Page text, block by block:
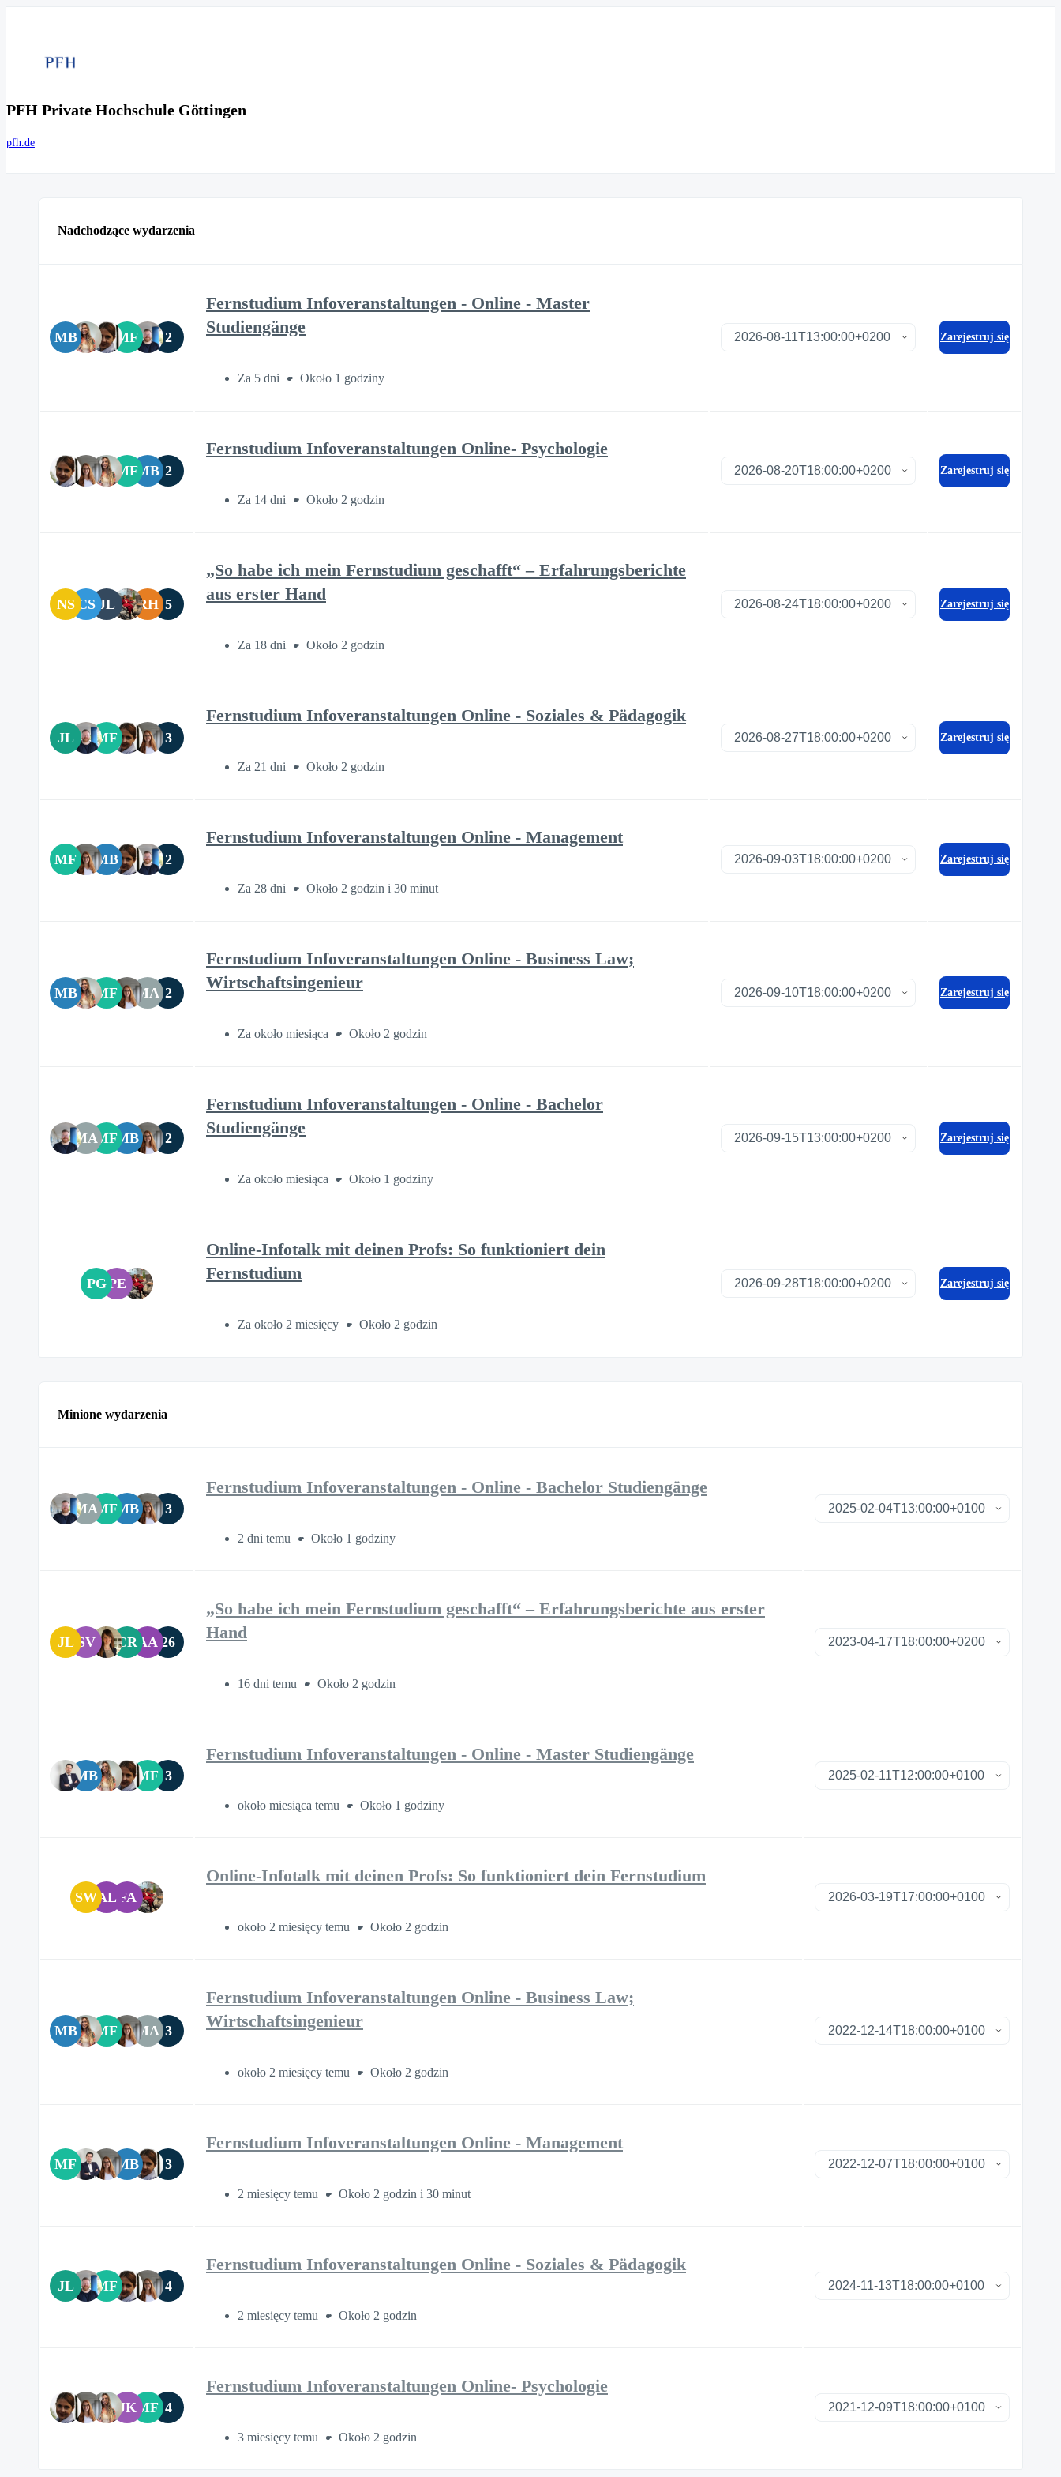
PFH Private Hochschule Göttingen
pfh.de
Nadchodzące wydarzenia
MB MF 2
Fernstudium Infoveranstaltungen - Online - Master
Studiengänge
Za 5 dni Około 1 godziny
Zarejestruj się
MFMB 2
Fernstudium Infoveranstaltungen Online- Psychologie
Za 14 dni Około 2 godzin
Zarejestruj się
NS CS JL RH 5
„So habe ich mein Fernstudium geschafft“ – Erfahrungsberichte
aus erster Hand
Za 18 dni Około 2 godzin
Zarejestruj się
JL MF 3
Fernstudium Infoveranstaltungen Online - Soziales & Pädagogik
Za 21 dni Około 2 godzin
Zarejestruj się
MF MB 2
Fernstudium Infoveranstaltungen Online - Management
Za 28 dni Około 2 godzin i 30 minut
Zarejestruj się
MB MF MA 2
Fernstudium Infoveranstaltungen Online - Business Law;
Wirtschaftsingenieur
Za około miesiąca Około 2 godzin
Zarejestruj się
MAMFMB 2
Fernstudium Infoveranstaltungen - Online - Bachelor
Studiengänge
Za około miesiąca Około 1 godziny
Zarejestruj się
PG PE
Online-Infotalk mit deinen Profs: So funktioniert dein
Fernstudium
Za około 2 miesięcy Około 2 godzin
Zarejestruj się
Minione wydarzenia
MAMFMB 3
Fernstudium Infoveranstaltungen - Online - Bachelor Studiengänge
2 dni temu Około 1 godziny
JL SV CR AA 26
„So habe ich mein Fernstudium geschafft“ – Erfahrungsberichte aus erster
Hand
16 dni temu Około 2 godzin
MB MF 3
Fernstudium Infoveranstaltungen - Online - Master Studiengänge
około miesiąca temu Około 1 godziny
SWAL FA
Online-Infotalk mit deinen Profs: So funktioniert dein Fernstudium
około 2 miesięcy temu Około 2 godzin
MB MF MA 3
Fernstudium Infoveranstaltungen Online - Business Law;
Wirtschaftsingenieur
około 2 miesięcy temu Około 2 godzin
MF MB 3
Fernstudium Infoveranstaltungen Online - Management
2 miesięcy temu Około 2 godzin i 30 minut
JL MF 4
Fernstudium Infoveranstaltungen Online - Soziales & Pädagogik
2 miesięcy temu Około 2 godzin
JK MF 4
Fernstudium Infoveranstaltungen Online- Psychologie
3 miesięcy temu Około 2 godzin